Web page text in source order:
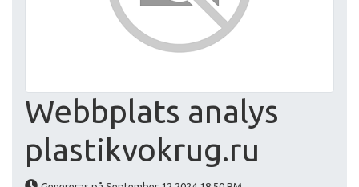
Webbplats analys
plastikvokrug.ru